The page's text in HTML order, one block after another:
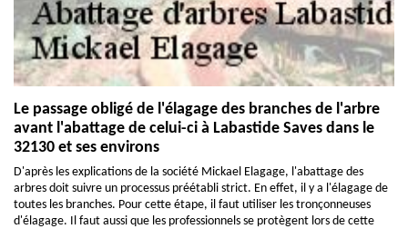
Le passage obligé de l'élagage des branches de l'arbre
avant l'abattage de celui-ci à Labastide Saves dans le
32130 et ses environs
D'après les explications de la société Mickael Elagage, l'abattage des
arbres doit suivre un processus préétabli strict. En effet, il y a l'élagage de
toutes les branches. Pour cette étape, il faut utiliser les tronçonneuses
d'élagage. Il faut aussi que les professionnels se protègent lors de cette